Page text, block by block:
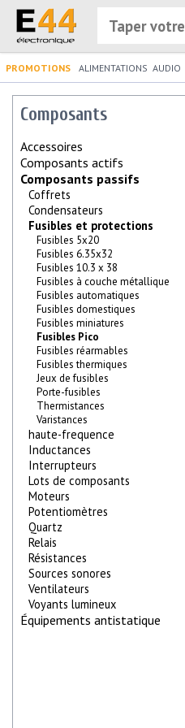
PROMOTIONS ALIMENTATIONS AUDIO
Composants
Accessoires
Composants actifs
Composants passifs
Coffrets
Condensateurs
Fusibles et protections
Fusibles 5x20
Fusibles 6.35x32
Fusibles 10.3 x 38
Fusibles à couche métallique
Fusibles automatiques
Fusibles domestiques
Fusibles miniatures
Fusibles Pico
Fusibles réarmables
Fusibles thermiques
Jeux de fusibles
Porte-fusibles
Thermistances
Varistances
haute-frequence
Inductances
Interrupteurs
Lots de composants
Moteurs
Potentiomètres
Quartz
Relais
Résistances
Sources sonores
Ventilateurs
Voyants lumineux
Équipements antistatique